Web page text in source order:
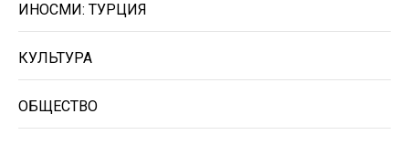
ИНОСМИ: ТУРЦИЯ
КУЛЬТУРА
ОБЩЕСТВО